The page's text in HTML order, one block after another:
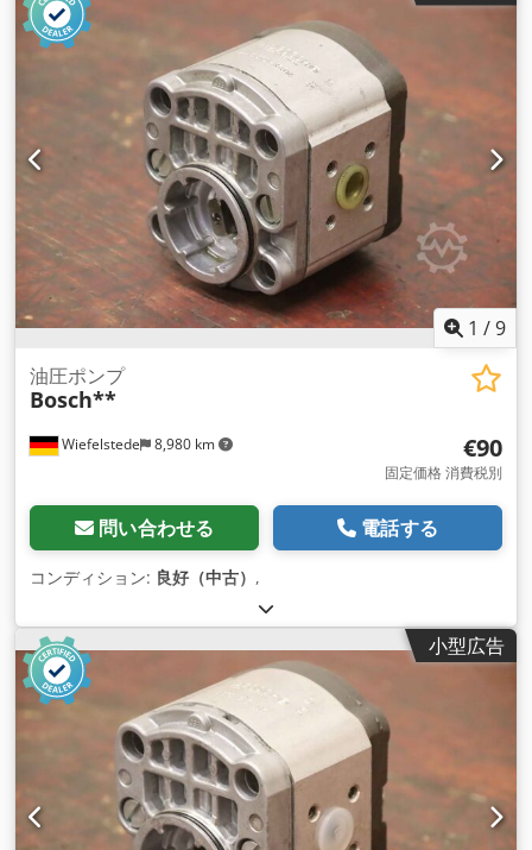
1 /9
Wiefelstede 8,980 km
油圧ポンプ
Bosch**
€90
固定価格 消費税別
問い合わせる 電話する
コンディション: 良好（中古） ,
小型広告